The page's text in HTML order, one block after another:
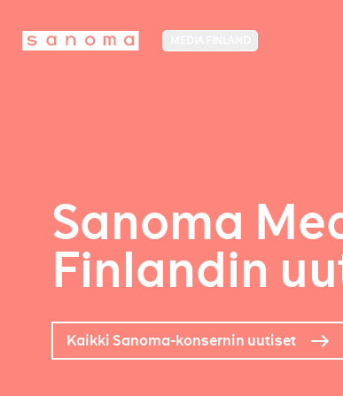
Sanoma
Finlandin
Kaikki Sanoma-konsernin uutiset